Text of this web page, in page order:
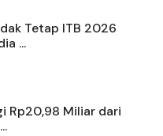
Tetap ITB 2026
...
Rp20,98 Miliar dari